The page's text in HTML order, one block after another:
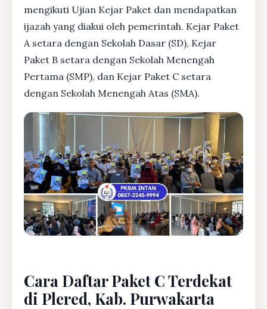
mengikuti Ujian Kejar Paket dan mendapatkan
ijazah yang diakui oleh pemerintah. Kejar Paket
A setara dengan Sekolah Dasar (SD), Kejar
Paket B setara dengan Sekolah Menengah
Pertama (SMP), dan Kejar Paket C setara
dengan Sekolah Menengah Atas (SMA).
Cara Daftar Paket C Terdekat
di Plered, Kab. Purwakarta